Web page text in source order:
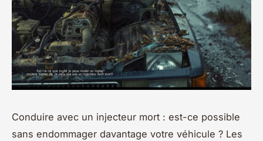
Conduire avec un injecteur mort : est-ce possible
sans endommager davantage votre véhicule ? Les